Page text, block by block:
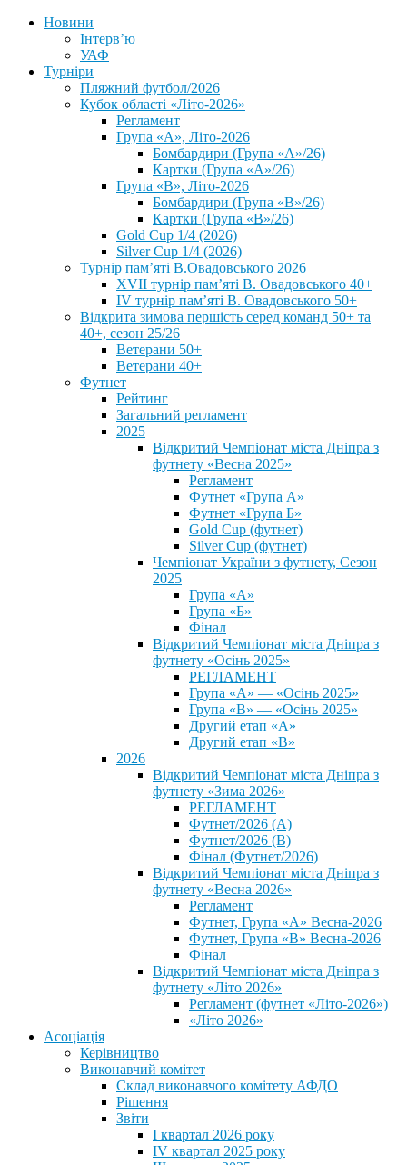
Новини
Інтерв’ю
УАФ
Турніри
Пляжний футбол/2026
Кубок області «Літо-2026»
Регламент
Група «А», Літо-2026
Бомбардири (Група «А»/26)
Картки (Група «А»/26)
Група «В», Літо-2026
Бомбардири (Група «В»/26)
Картки (Група «В»/26)
Gold Cup 1/4 (2026)
Silver Cup 1/4 (2026)
Турнір пам’яті В.Овадовського 2026
XVII турнір пам’яті В. Овадовського 40+
IV турнір пам’яті В. Овадовського 50+
Відкрита зимова першість серед команд 50+ та
40+, сезон 25/26
Ветерани 50+
Ветерани 40+
Футнет
Рейтинг
Загальний регламент
2025
Відкритий Чемпіонат міста Дніпра з
футнету «Весна 2025»
Регламент
Футнет «Група А»
Футнет «Група Б»
Gold Cup (футнет)
Silver Cup (футнет)
Чемпіонат України з футнету, Сезон
2025
Група «А»
Група «Б»
Фінал
Відкритий Чемпіонат міста Дніпра з
футнету «Осінь 2025»
РЕГЛАМЕНТ
Група «А» — «Осінь 2025»
Група «В» — «Осінь 2025»
Другий етап «А»
Другий етап «В»
2026
Відкритий Чемпіонат міста Дніпра з
футнету «Зима 2026»
РЕГЛАМЕНТ
Футнет/2026 (А)
Футнет/2026 (В)
Фінал (Футнет/2026)
Відкритий Чемпіонат міста Дніпра з
футнету «Весна 2026»
Регламент
Футнет, Група «А» Весна-2026
Футнет, Група «В» Весна-2026
Фінал
Відкритий Чемпіонат міста Дніпра з
футнету «Літо 2026»
Регламент (футнет «Літо-2026»)
«Літо 2026»
Асоціація
Керівництво
Виконавчий комітет
Склад виконавчого комітету АФДО
Рішення
Звіти
I квартал 2026 року
IV квартал 2025 року